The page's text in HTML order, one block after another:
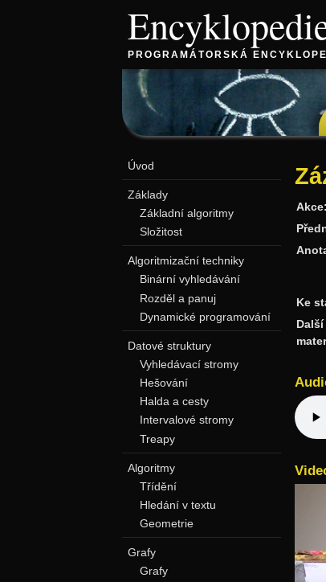
PROGRAMÁTORSKÁ
Akce:
Ke
Další
Úvod
Základy
Základní algoritmy
Složitost
Algoritmizační techniky
Binární vyhledávání
Rozděl a panuj
Dynamické programování
Datové struktury
Vyhledávací stromy
Hešování
Halda a cesty
Intervalové stromy
Treapy
Algoritmy
Třídění
Hledání v textu
Geometrie
Grafy
Grafy